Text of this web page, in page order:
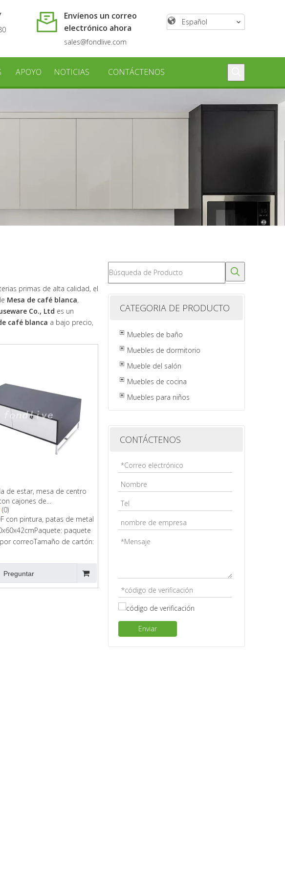
Envíenos un correo
electrónico ahora
sales@fondlive.com
Español
APOYO NOTICIAS CONTÁCTENOS
primas de alta calidad, el
Mesa de café blanca,
Co., Ltd es un
café blanca a bajo precio,
de estar, mesa de centro
cajones de
(0)
con pintura, patas de metal
paquete
correoTamaño de cartón:
Preguntar
CATEGORIA DE PRODUCTO
Muebles de baño
Muebles de dormitorio
Mueble del salón
Muebles de cocina
Muebles para niños
CONTÁCTENOS
Enviar